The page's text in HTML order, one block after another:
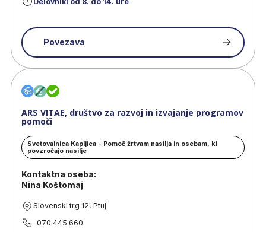
Povezava
ARS VITAE, društvo za razvoj in izvajanje programov
pomoči
Svetovalnica Kapljica - Pomoč žrtvam nasilja in osebam, ki
povzročajo nasilje
Kontaktna oseba:
Nina Koštomaj
Slovenski trg 12, Ptuj
070 445 660